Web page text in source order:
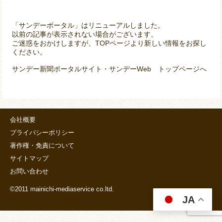
「サンデーポータル」はリニューアルしました。
以前の記事が表示されない場合がございます。
ご迷惑をおかけしますが、TOPページより新しい情報をお探し
ください。
サンデー新聞ポータルサイト・サンデーWeb トップページへ
会社概要
プライバシーポリシー
著作権・免責について
サイトマップ
お問い合わせ
©2011 mainichi-mediaservice co.ltd.
JA